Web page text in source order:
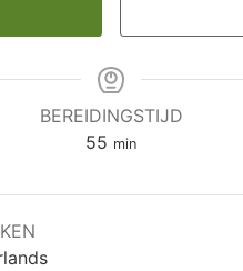
BEREIDINGSTIJD
55 minuten
min